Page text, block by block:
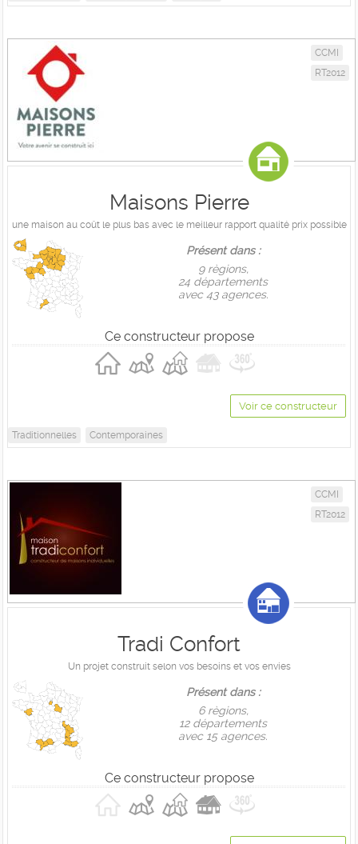
CCMI
RT2012
Maisons Pierre
une maison au coût le plus bas avec le meilleur rapport qualité prix possible
Présent dans :
9 règions,
24 départements
avec 43 agences.
Ce constructeur propose
Voir ce constructeur
Traditionnelles Contemporaines
CCMI
RT2012
Tradi Confort
Un projet construit selon vos besoins et vos envies
Présent dans :
6 règions,
12 départements
avec 15 agences.
Ce constructeur propose